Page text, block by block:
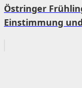
Östringer
Einstimmung